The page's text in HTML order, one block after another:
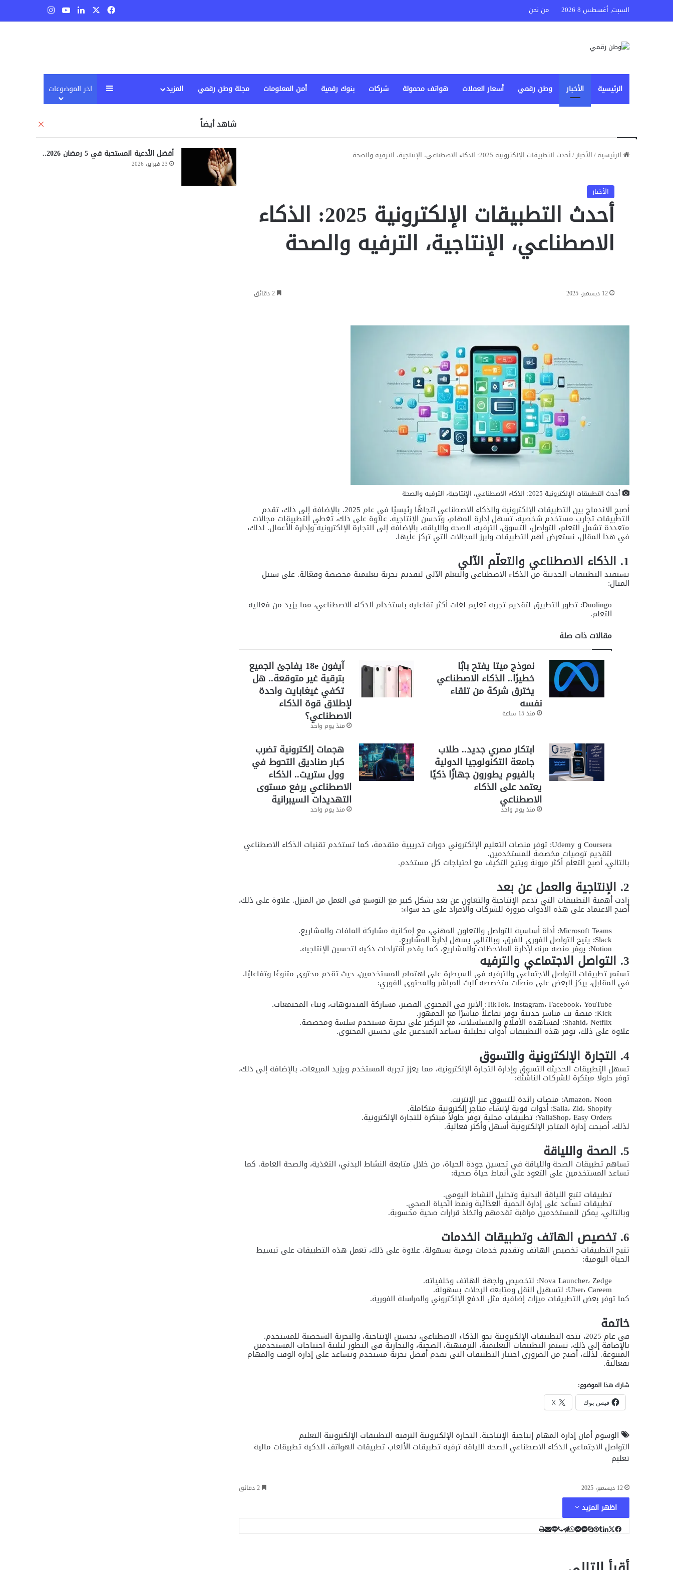
السبت, أغسطس 8 2026 من نحن فيسبوك لينكدإن‫YouTube
الرئيسية الأخبار وطن رقمي أسعار العملات هواتف محمولة شركات بنوك رقمية أمن المعلومات مجلة وطن رقمي المزيد إضافة عمود جانبي
اخر الموضوعات
الرئيسية/الأخبار/أحدث التطبيقات الإلكترونية 2025: الذكاء الاصطناعي، الإنتاجية، الترفيه والصحة
الأخبار
أحدث التطبيقات الإلكترونية 2025: الذكاء
الاصطناعي، الإنتاجية، الترفيه والصحة
12 ديسمبر، 2025
أحدث التطبيقات الإلكترونية 2025: الذكاء الاصطناعي، الإنتاجية، الترفيه والصحة
أصبح الاندماج بين التطبيقات الإلكترونية والذكاء الاصطناعي اتجاهًا رئيسيًا في عام 2025. بالإضافة إلى ذلك، تقدم
التطبيقات تجارب مستخدم شخصية، تسهل إدارة المهام، وتحسن الإنتاجية. علاوة على ذلك، تغطي التطبيقات مجالات
متعددة تشمل التعلم، التواصل، التسوق، الترفيه، الصحة واللياقة، بالإضافة إلى التجارة الإلكترونية وإدارة الأعمال. لذلك،
في هذا المقال، نستعرض أهم التطبيقات وأبرز المجالات التي تركز عليها.
1. الذكاء الاصطناعي والتعلّم الآلي
تستفيد التطبيقات الحديثة من الذكاء الاصطناعي والتعلم الآلي لتقديم تجربة تعليمية مخصصة وفعّالة. على سبيل
المثال:
Duolingo: تطور التطبيق لتقديم تجربة تعليم لغات أكثر تفاعلية باستخدام الذكاء الاصطناعي، مما يزيد من فعالية
التعلم.
مقالات ذات صلة
نموذج ميتا يفتح بابًا
خطيرًا.. الذكاء الاصطناعي
يخترق شركة من تلقاء
نفسه
منذ 15 ساعة
آيفون 18e يفاجئ الجميع
بترقية غير متوقعة.. هل
تكفي غيغابايت واحدة
لإطلاق قوة الذكاء
الاصطناعي؟
منذ يوم واحد
ابتكار مصري جديد.. طلاب
جامعة التكنولوجيا الدولية
بالفيوم يطورون جهازًا ذكيًا
يعتمد على الذكاء
الاصطناعي
منذ يوم واحد
هجمات إلكترونية تضرب
كبار صناديق التحوط في
وول ستريت.. الذكاء
الاصطناعي يرفع مستوى
التهديدات السيبرانية
منذ يوم واحد
Coursera و Udemy: توفر منصات التعليم الإلكتروني دورات تدريبية متقدمة، كما تستخدم تقنيات الذكاء الاصطناعي
لتقديم توصيات مخصصة للمستخدمين.
بالتالي، أصبح التعلم أكثر مرونة ويتيح التكيف مع احتياجات كل مستخدم.
2. الإنتاجية والعمل عن بعد
زادت أهمية التطبيقات التي تدعم الإنتاجية والتعاون عن بعد بشكل كبير مع التوسع في العمل من المنزل. علاوة على ذلك،
أصبح الاعتماد على هذه الأدوات ضرورة للشركات والأفراد على حد سواء:
Microsoft Teams: أداة أساسية للتواصل والتعاون المهني، مع إمكانية مشاركة الملفات والمشاريع.
Slack: يتيح التواصل الفوري للفرق، وبالتالي يسهل إدارة المشاريع.
Notion: يوفر منصة مرنة لإدارة الملاحظات والمشاريع، كما يقدم اقتراحات ذكية لتحسين الإنتاجية.
3. التواصل الاجتماعي والترفيه
تستمر تطبيقات التواصل الاجتماعي والترفيه في السيطرة على اهتمام المستخدمين، حيث تقدم محتوى متنوعًا وتفاعليًا.
في المقابل، يركز البعض على منصات متخصصة للبث المباشر والمحتوى الفوري:
TikTok، Instagram، Facebook، YouTube: الأبرز في المحتوى القصير، مشاركة الفيديوهات، وبناء المجتمعات.
Kick: منصة بث مباشر حديثة توفر تفاعلاً مباشرًا مع الجمهور.
Shahid، Netflix: لمشاهدة الأفلام والمسلسلات، مع التركيز على تجربة مستخدم سلسة ومخصصة.
علاوة على ذلك، توفر هذه التطبيقات أدوات تحليلية تساعد المبدعين على تحسين المحتوى.
4. التجارة الإلكترونية والتسوق
تسهل التطبيقات الحديثة التسوق وإدارة التجارة الإلكترونية، مما يعزز تجربة المستخدم ويزيد المبيعات. بالإضافة إلى ذلك،
توفر حلولًا مبتكرة للشركات الناشئة:
Amazon، Noon: منصات رائدة للتسوق عبر الإنترنت.
Salla، Zid، Shopify: أدوات قوية لإنشاء متاجر إلكترونية متكاملة.
YallaShop، Easy Orders: تطبيقات محلية توفر حلولاً مبتكرة للتجارة الإلكترونية.
لذلك، أصبحت إدارة المتاجر الإلكترونية أسهل وأكثر فعالية.
5. الصحة واللياقة
تساهم تطبيقات الصحة واللياقة في تحسين جودة الحياة، من خلال متابعة النشاط البدني، التغذية، والصحة العامة. كما
تساعد المستخدمين على التعود على أنماط حياة صحية:
تطبيقات تتبع اللياقة البدنية وتحليل النشاط اليومي.
تطبيقات تساعد على إدارة الحمية الغذائية ونمط الحياة الصحي.
وبالتالي، يمكن للمستخدمين مراقبة تقدمهم واتخاذ قرارات صحية محسوبة.
6. تخصيص الهاتف وتطبيقات الخدمات
تتيح التطبيقات تخصيص الهاتف وتقديم خدمات يومية بسهولة. علاوة على ذلك، تعمل هذه التطبيقات على تبسيط
الحياة اليومية:
Nova Launcher، Zedge: لتخصيص واجهة الهاتف وخلفياته.
Uber، Careem: لتسهيل النقل ومتابعة الرحلات بسهولة.
كما توفر بعض التطبيقات ميزات إضافية مثل الدفع الإلكتروني والمراسلة الفورية.
خاتمة
في عام 2025، تتجه التطبيقات الإلكترونية نحو الذكاء الاصطناعي، تحسين الإنتاجية، والتجربة الشخصية للمستخدم.
بالإضافة إلى ذلك، تستمر التطبيقات التعليمية، الترفيهية، الصحية، والتجارية في التطور لتلبية احتياجات المستخدمين
المتنوعة. لذلك، أصبح من الضروري اختيار التطبيقات التي تقدم أفضل تجربة مستخدم وتساعد على إدارة الوقت والمهام
بفعالية.
شارك هذا الموضوع:
فيس بوك X
الوسوم أمان إدارة المهام إنتاجية الإنتاجية. التجارة الإلكترونية الترفيه التطبيقات الإلكترونية التعليم
التواصل الاجتماعي الذكاء الاصطناعي الصحة اللياقة ترفيه تطبيقات الألعاب تطبيقات الهواتف الذكية تطبيقات مالية
تعليم
12 ديسمبر، 2025
اظهر المزيد
فلبس
م
م
و
ت
ڤلم
ط
شاهد أيضاً
غ
أفضل الأدعية المستحبة في 5 رمضان 2026..
23 فبراير، 2026